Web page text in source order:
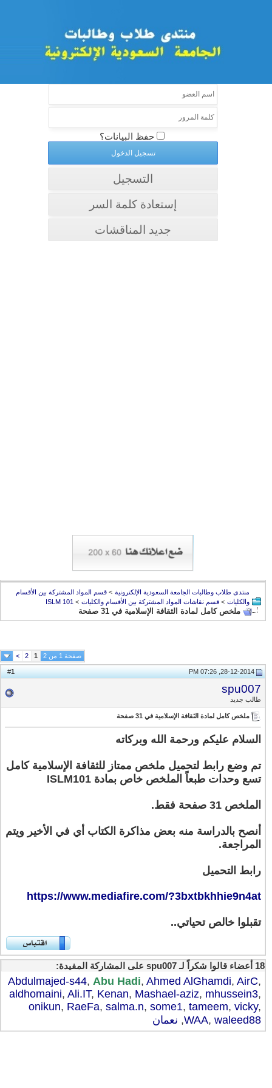
حفظ البيانات؟
التسجيل
إستعادة كلمة السر
جديد المناقشات
منتدى طلاب وطالبات الجامعة السعودية الإلكترونية > قسم المواد المشتركة بين الأقسام
والكليات > قسم نقاشات المواد المشتركة بين الأقسام والكليات >
ISLM 101
ملخص كامل لمادة الثقافة الإسلامية في 31 صفحة
صفحة 1 من 2 1
2
>
28-12-2014, 07:26 PM
spu007
طالب جديد
ملخص كامل لمادة الثقافة الإسلامية في 31 صفحة
السلام عليكم ورحمة الله وبركاته
تم وضع رابط لتحميل ملخص ممتاز للثقافة الإسلامية كامل
تسع وحدات طبعاً الملخص خاص بمادة ISLM101
الملخص 31 صفحة فقط.
أنصح بالدراسة منه بعض مذاكرة الكتاب أي في الأخير ويتم
المراجعة.
رابط التحميل
https://www.mediafire.com/?3bxtbkhhie9n4at
تقبلوا خالص تحياتي..
18 أعضاء قالوا شكراً لـ spu007 على المشاركة المفيدة:
Abdulmajed-s44 ,Abu Hadi,Ahmed AlGhamdi,AirC
aldhomaini,Ali.IT ,Kenan ,Mashael-aziz ,mhussein3
onikun ,RaeFa ,salma.n ,some1 ,tameem ,vicky
WAA ,waleed88
,نعمان